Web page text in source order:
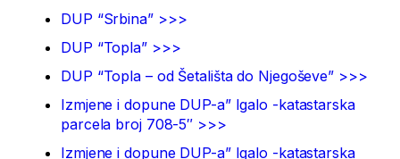
DUP “Srbina” >>>
DUP “Topla” >>>
DUP “Topla – od Šetališta do Njegoševe” >>>
Izmjene i dopune DUP-a” Igalo -katastarska
parcela broj 708-5″ >>>
Izmjene i dopune DUP-a” Igalo -katastarska